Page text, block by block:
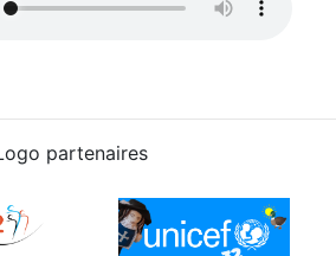
partenaires